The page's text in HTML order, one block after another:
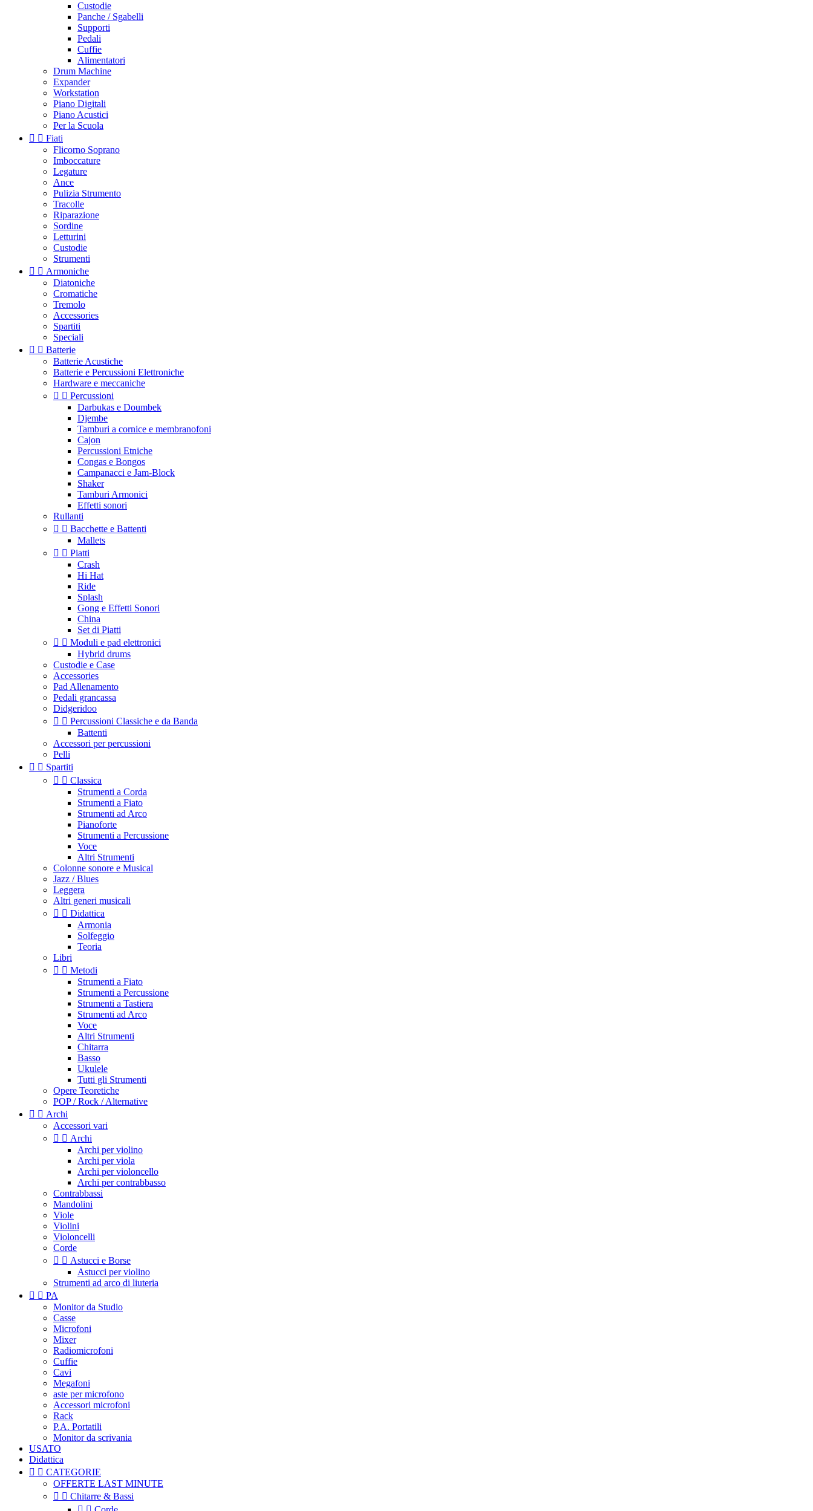
Custodie
Panche / Sgabelli
Supporti
Pedali
Cuffie
Alimentatori
Drum Machine
Expander
Workstation
Piano Digitali
Piano Acustici
Per la Scuola
  Fiati
Flicorno Soprano
Imboccature
Legature
Ance
Pulizia Strumento
Tracolle
Riparazione
Sordine
Letturini
Custodie
Strumenti
  Armoniche
Diatoniche
Cromatiche
Tremolo
Accessories
Spartiti
Speciali
  Batterie
Batterie Acustiche
Batterie e Percussioni Elettroniche
Hardware e meccaniche
  Percussioni
Darbukas e Doumbek
Djembe
Tamburi a cornice e membranofoni
Cajon
Percussioni Etniche
Congas e Bongos
Campanacci e Jam-Block
Shaker
Tamburi Armonici
Effetti sonori
Rullanti
  Bacchette e Battenti
Mallets
  Piatti
Crash
Hi Hat
Ride
Splash
Gong e Effetti Sonori
China
Set di Piatti
  Moduli e pad elettronici
Hybrid drums
Custodie e Case
Accessories
Pad Allenamento
Pedali grancassa
Didgeridoo
  Percussioni Classiche e da Banda
Battenti
Accessori per percussioni
Pelli
  Spartiti
  Classica
Strumenti a Corda
Strumenti a Fiato
Strumenti ad Arco
Pianoforte
Strumenti a Percussione
Voce
Altri Strumenti
Colonne sonore e Musical
Jazz / Blues
Leggera
Altri generi musicali
  Didattica
Armonia
Solfeggio
Teoria
Libri
  Metodi
Strumenti a Fiato
Strumenti a Percussione
Strumenti a Tastiera
Strumenti ad Arco
Voce
Altri Strumenti
Chitarra
Basso
Ukulele
Tutti gli Strumenti
Opere Teoretiche
POP / Rock / Alternative
  Archi
Accessori vari
  Archi
Archi per violino
Archi per viola
Archi per violoncello
Archi per contrabbasso
Contrabbassi
Mandolini
Viole
Violini
Violoncelli
Corde
  Astucci e Borse
Astucci per violino
Strumenti ad arco di liuteria
  PA
Monitor da Studio
Casse
Microfoni
Mixer
Radiomicrofoni
Cuffie
Cavi
Megafoni
aste per microfono
Accessori microfoni
Rack
P.A. Portatili
Monitor da scrivania
USATO
Didattica
  CATEGORIE
OFFERTE LAST MINUTE
  Chitarre & Bassi